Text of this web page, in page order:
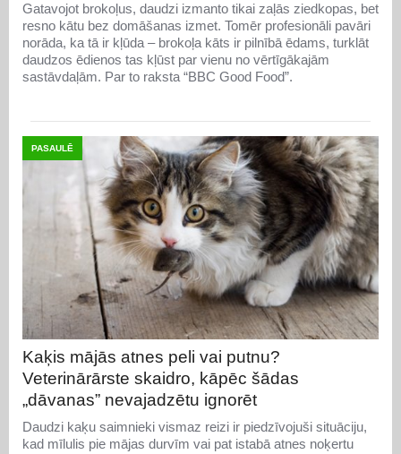
Gatavojot brokoļus, daudzi izmanto tikai zaļās ziedkopas, bet
resno kātu bez domāšanas izmet. Tomēr profesionāli pavāri
norāda, ka tā ir kļūda – brokoļa kāts ir pilnībā ēdams, turklāt
daudzos ēdienos tas kļūst par vienu no vērtīgākajām
sastāvdaļām. Par to raksta “BBC Good Food”.
PASAULĒ
Kaķis mājās atnes peli vai putnu?
Veterinārārste skaidro, kāpēc šādas
„dāvanas” nevajadzētu ignorēt
Daudzi kaķu saimnieki vismaz reizi ir piedzīvojuši situāciju,
kad mīlulis pie mājas durvīm vai pat istabā atnes noķertu